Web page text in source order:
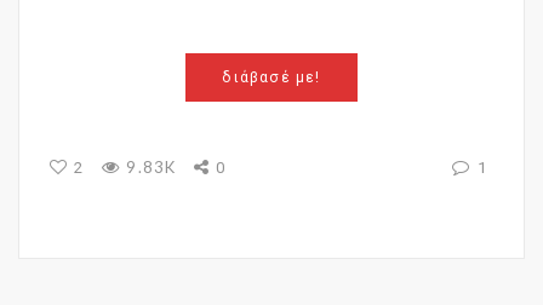
διάβασέ με!
2 9.83K 0 1